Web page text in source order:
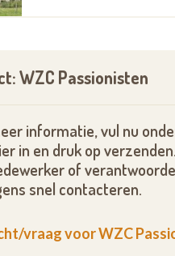
WZC Passionisten
informatie, vul nu
in en druk op verzenden.
of
snel contacteren.
vraag voor WZC